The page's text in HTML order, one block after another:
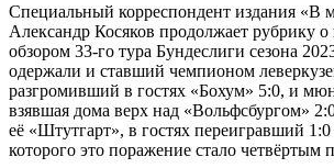
Специальный корреспондент издания «В
Александр Косяков продолжает рубрику
обзором 33-го тура Бундеслиги сезона
одержали и ставший чемпионом
разгромивший в гостях «Бохум» 5:0, и
взявшая дома верх над «Вольфсбургом»
её «Штутгарт», в гостях переигравший
которого это поражение стало четвёртым